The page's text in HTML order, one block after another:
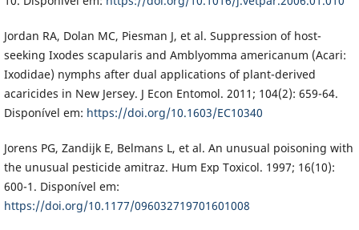
Jordan RA, Dolan MC, Piesman J, et al. Suppression of host-
seeking Ixodes scapularis and Amblyomma americanum (Acari:
Ixodidae) nymphs after dual applications of plant-derived
acaricides in New Jersey. J Econ Entomol. 2011; 104(2): 659-64.
Disponível em: https://doi.org/10.1603/EC10340
Jorens PG, Zandijk E, Belmans L, et al. An unusual poisoning with
the unusual pesticide amitraz. Hum Exp Toxicol. 1997; 16(10):
600-1. Disponível em:
https://doi.org/10.1177/096032719701601008